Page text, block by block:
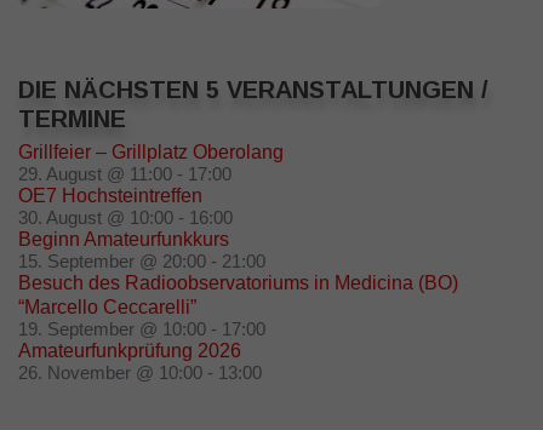
DIE NÄCHSTEN 5 VERANSTALTUNGEN /
TERMINE
Grillfeier – Grillplatz Oberolang
29. August @ 11:00 - 17:00
OE7 Hochsteintreffen
30. August @ 10:00 - 16:00
Beginn Amateurfunkkurs
15. September @ 20:00 - 21:00
Besuch des Radioobservatoriums in Medicina (BO)
“Marcello Ceccarelli”
19. September @ 10:00 - 17:00
Amateurfunkprüfung 2026
26. November @ 10:00 - 13:00